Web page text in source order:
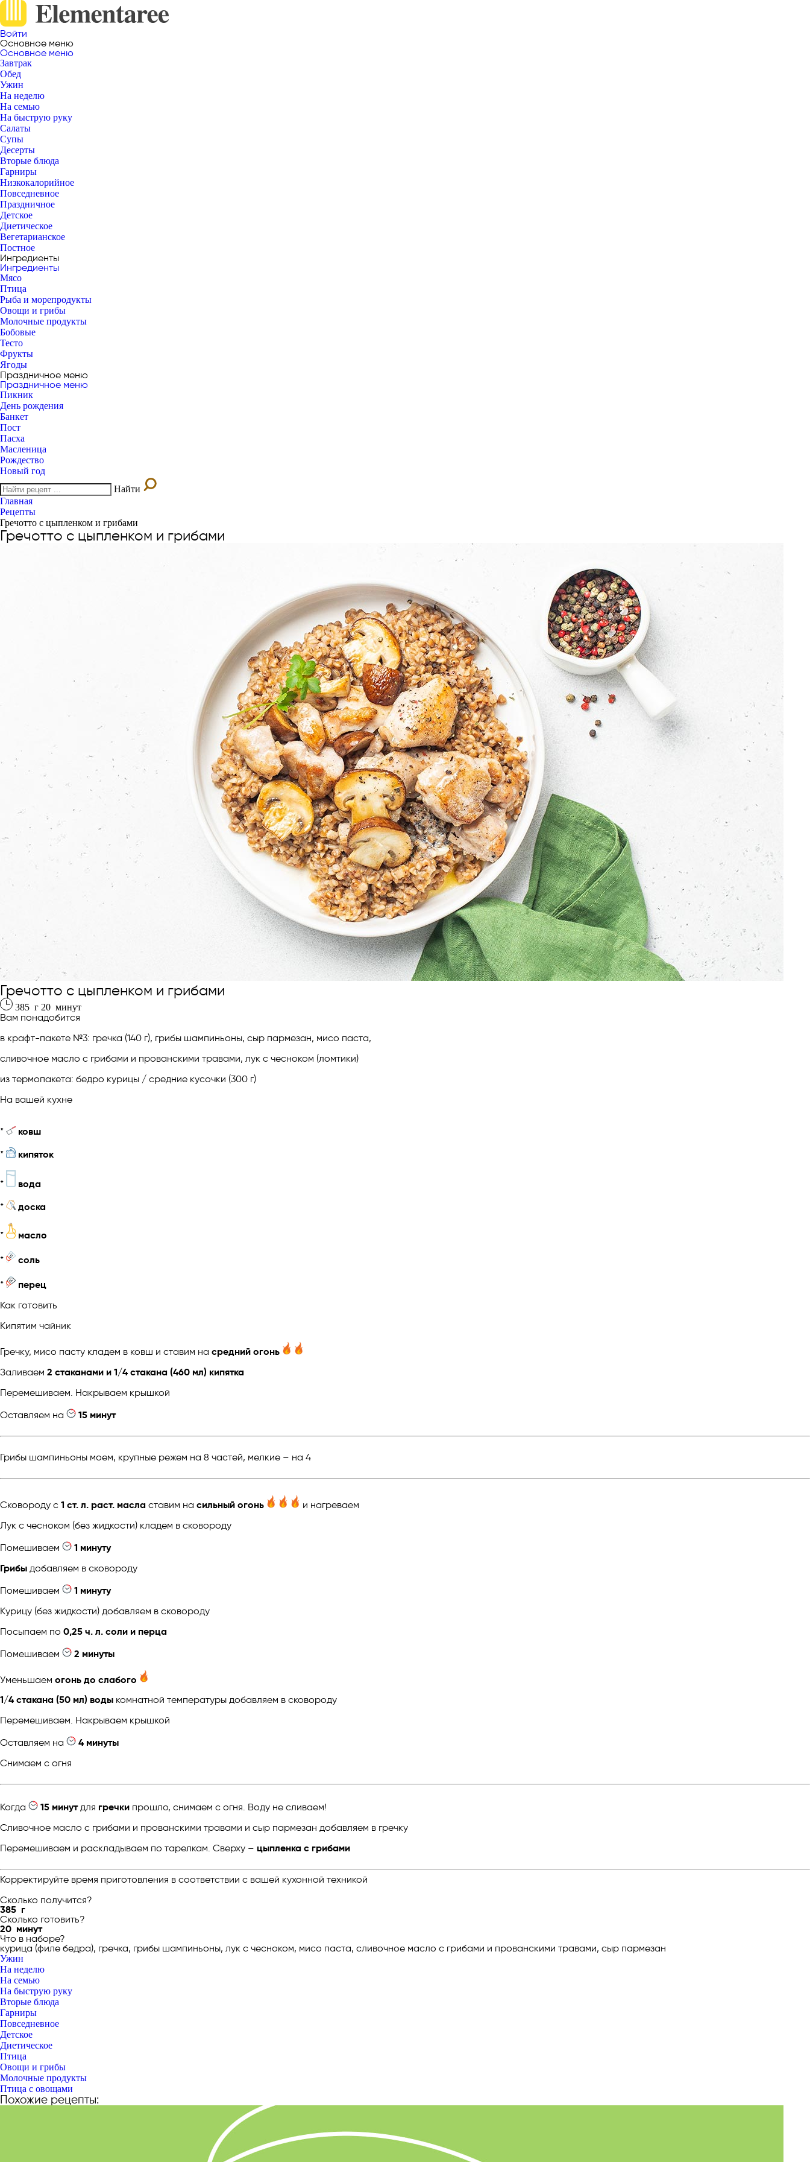
Войти
Основное меню
Основное меню
Завтрак
Обед
Ужин
На неделю
На семью
На быструю руку
Салаты
Супы
Десерты
Вторые блюда
Гарниры
Низкокалорийное
Повседневное
Праздничное
Детское
Диетическое
Вегетарианское
Постное
Ингредиенты
Ингредиенты
Мясо
Птица
Рыба и морепродукты
Овощи и грибы
Молочные продукты
Бобовые
Тесто
Фрукты
Ягоды
Праздничное меню
Праздничное меню
Пикник
День рождения
Банкет
Пост
Пасха
Масленица
Рождество
Новый год
Найти
Главная
Рецепты
Гречотто с цыпленком и грибами
Гречотто с цыпленком и грибами
Гречотто с цыпленком и грибами
385 г 20 минут
Вам понадобится
в крафт-пакете №3: гречка (140 г), грибы шампиньоны, сыр пармезан, мисо паста,
сливочное масло с грибами и прованскими травами, лук с чесноком (ломтики)
из термопакета: бедро курицы / средние кусочки (300 г)
На вашей кухне
* ковш
* кипяток
*
вода
*
доска
* масло
* соль
*
перец
Как готовить
Кипятим чайник
Гречку, мисо пасту кладем в ковш и ставим на средний огонь
Заливаем 2 стаканами и 1/4 стакана (460 мл) кипятка
Перемешиваем. Накрываем крышкой
Оставляем на
15 минут
Грибы шампиньоны моем, крупные режем на 8 частей, мелкие – на 4
Cковороду с 1 ст. л. раст. масла ставим на сильный огонь
и нагреваем
Лук с чесноком (без жидкости) кладем в сковороду
Помешиваем
1 минуту
Грибы добавляем в сковороду
Помешиваем
1 минуту
Курицу (без жидкости) добавляем в сковороду
Посыпаем по 0,25 ч. л. соли и перца
Помешиваем
2 минуты
Уменьшаем огонь до слабого
1/4 стакана (50 мл) воды комнатной температуры добавляем в сковороду
Перемешиваем. Накрываем крышкой
Оставляем на
4 минуты
Снимаем с огня
Когда 15 минутдля гречки прошло, снимаем с огня. Воду не сливаем!
Сливочное масло с грибами и прованскими травами и сыр пармезан добавляем в гречку
Перемешиваем и раскладываем по тарелкам. Сверху – цыпленка с грибами
Корректируйте время приготовления в соответствии с вашей кухонной техникой
Сколько получится?
385 г
Сколько готовить?
20 минут
Что в наборе?
курица (филе бедра), гречка, грибы шампиньоны, лук с чесноком, мисо паста, сливочное масло с грибами и прованскими травами, сыр пармезан
Ужин
На неделю
На семью
На быструю руку
Вторые блюда
Гарниры
Повседневное
Детское
Диетическое
Птица
Овощи и грибы
Молочные продукты
Птица с овощами
Похожие рецепты: